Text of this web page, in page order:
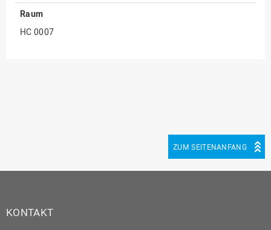
Professional School
Projekte des Präsidiums
Raum
HC 0007
ZUM SEITENANFANG
KONTAKT